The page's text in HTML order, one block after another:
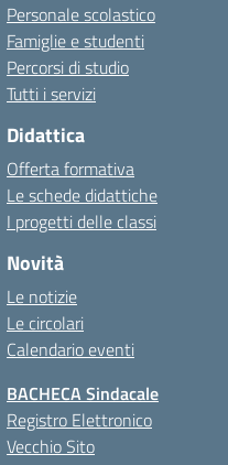
Personale scolastico
Famiglie e studenti
Percorsi di studio
Tutti i servizi
Didattica
Offerta formativa
Le schede didattiche
I progetti delle classi
Novità
Le notizie
Le circolari
Calendario eventi
BACHECA Sindacale
Registro Elettronico
Vecchio Sito